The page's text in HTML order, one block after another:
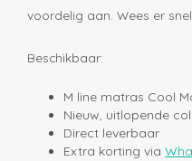
voordelig aan. Wees er snel
Beschikbaar:
M line matras Cool
Nieuw, uitlopende
Direct leverbaar
Extra korting via